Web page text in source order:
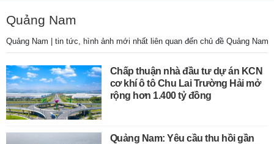
Quảng Nam
Quảng Nam | tin tức, hình ảnh mới nhất liên quan đến chủ đề Quảng Nam
Chấp thuận nhà đầu tư dự án KCN
cơ khí ô tô Chu Lai Trường Hải mở
rộng hơn 1.400 tỷ đồng
Quảng Nam: Yêu cầu thu hồi gần